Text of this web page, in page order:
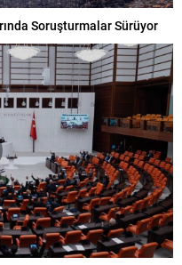
Soruşturmalar Sürüyor